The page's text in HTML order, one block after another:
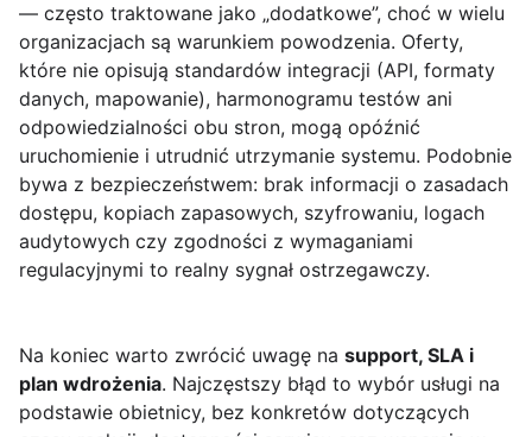
— często traktowane jako „dodatkowe”, choć w wielu
organizacjach są warunkiem powodzenia. Oferty,
które nie opisują standardów integracji (API, formaty
danych, mapowanie), harmonogramu testów ani
odpowiedzialności obu stron, mogą opóźnić
uruchomienie i utrudnić utrzymanie systemu. Podobnie
bywa z bezpieczeństwem: brak informacji o zasadach
dostępu, kopiach zapasowych, szyfrowaniu, logach
audytowych czy zgodności z wymaganiami
regulacyjnymi to realny sygnał ostrzegawczy.
Na koniec warto zwrócić uwagę na support, SLA i
plan wdrożenia. Najczęstszy błąd to wybór usługi na
podstawie obietnicy, bez konkretów dotyczących